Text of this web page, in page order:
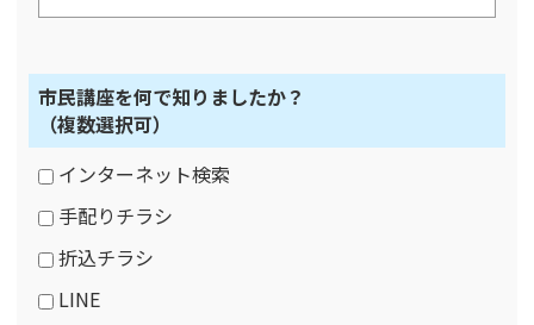
市民講座を何で知りましたか？
（複数選択可）
インターネット検索
手配りチラシ
折込チラシ
LINE